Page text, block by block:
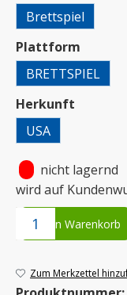
Brettspiel
Plattform
BRETTSPIEL
Herkunft
USA
nicht lagernd
wird auf
Produkt Anzahl:
In den Warenkorb
Zum Merkzettel